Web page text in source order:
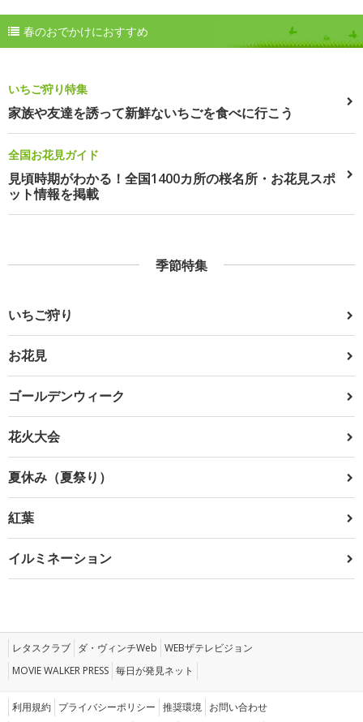
春のおでかけにおすすめ
いちご狩り特集
家族や友達を誘って新鮮ないちごを食べに行こう
全国お花見ガイド
見頃時期がわかる！全国1400カ所の桜名所・お花見スポ
ット情報を掲載
季節特集
いちご狩り
お花見
ゴールデンウィーク
花火大会
夏休み（夏祭り）
紅葉
イルミネーション
レタスクラブ ダ・ヴィンチWeb WEBザテレビジョン
MOVIE WALKER PRESS 毎日が発見ネット
利用規約 プライバシーポリシー 推奨環境 お問い合わせ